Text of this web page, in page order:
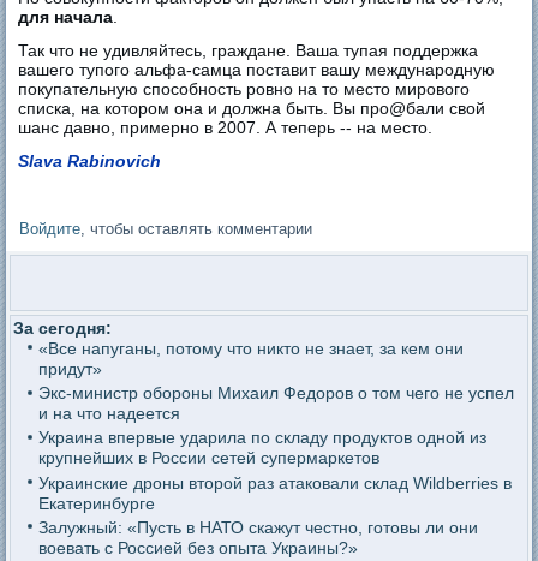
для начала
Так что не удивляйтесь, граждане. Ваша тупая поддержка
вашего тупого альфа-самца поставит вашу международную
покупательную способность ровно на то место мирового
списка, на котором она и должна быть. Вы про@бали свой
шанс давно, примерно в 2007. А теперь -- на место.
Slava Rabinovich
Войдите , чтобы оставлять комментарии
За сегодня:
«Все напуганы, потому что никто не знает, за кем они
придут»
Экс-министр обороны Михаил Федоров о том чего не успел
и на что надеется
Украина впервые ударила по складу продуктов одной из
крупнейших в России сетей супермаркетов
Украинские дроны второй раз атаковали склад Wildberries в
Екатеринбурге
Залужный: «Пусть в НАТО скажут честно, готовы ли они
воевать с Россией без опыта Украины?»